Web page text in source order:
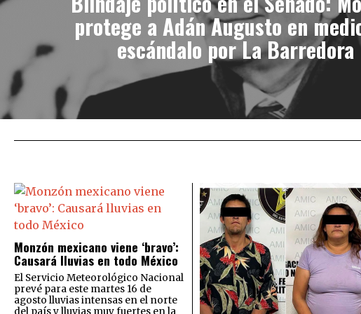
protege a Adán Augusto en
escándalo por La Barredora
Monzón mexicano viene ‘bravo’:
Causará lluvias en todo México
El Servicio Meteorológico Nacional
prevé para este martes 16 de
agosto lluvias intensas en el norte
del país y lluvias muy fuertes en la